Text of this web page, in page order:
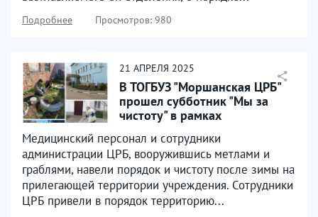
Подробнее Просмотров: 980
21 АПРЕЛЯ 2025
В ТОГБУЗ "Моршанская ЦРБ"
прошел субботник "Мы за
чистоту" в рамках
субботников
Медицинский персонал и сотрудники
администрации ЦРБ, вооружившись метлами и
граблями, навели порядок и чистоту после зимы на
прилегающей территории учреждения. Сотрудники
ЦРБ привели в порядок территорию...